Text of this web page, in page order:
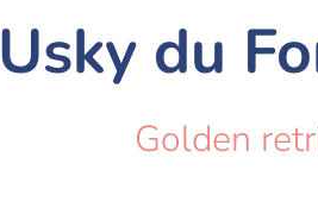
Usky du
Golden